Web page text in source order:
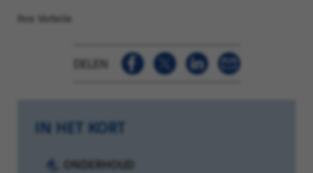
IN HET KORT
Categorie:
ONDERHOUD
Ihre Vorteile
DELEN